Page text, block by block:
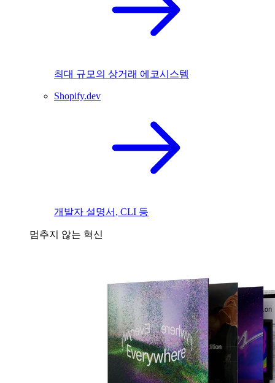
최대 규모의 상거래 에코시스템
Shopify.dev
개발자 설명서, CLI 등
멈추지 않는 혁신